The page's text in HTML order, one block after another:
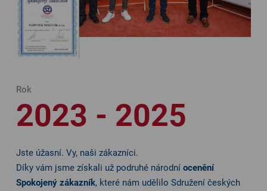
Rok
2023 - 2025
Jste úžasní. Vy, naši zákazníci.
Díky vám jsme získali už podruhé národní ocenění
Spokojený zákazník, které nám udělilo Sdružení českých